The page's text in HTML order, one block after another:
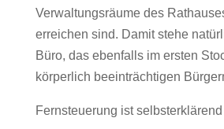
Verwaltungsräume des
erreichen sind. Damit stehe
Büro, das ebenfalls im ersten
körperlich beeinträchtigen
Fernsteuerung ist selbsterklärend